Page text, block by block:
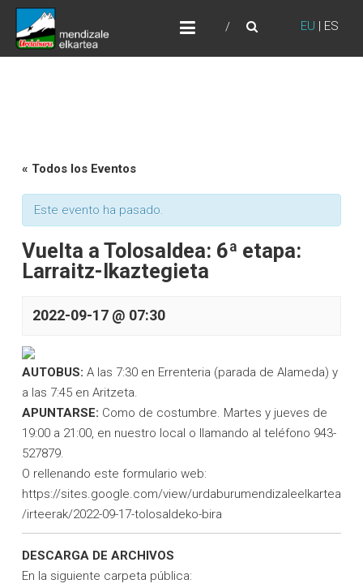
Skip
content
EU | ES
URDABURU
Grupo de Montaña
« Todos los Eventos
Este evento ha pasado.
Vuelta a Tolosaldea: 6ª etapa:
Larraitz-Ikaztegieta
2022-09-17 @ 07:30
AUTOBUS: A las 7:30 en Errenteria (parada de Alameda) y
a las 7:45 en Aritzeta.
APUNTARSE: Como de costumbre. Martes y jueves de
19:00 a 21:00, en nuestro local o llamando al teléfono 943-
527879.
O rellenando este formulario web:
https://sites.google.com/view/urdaburumendizaleelkartea
/irteerak/2022-09-17-tolosaldeko-bira
DESCARGA DE ARCHIVOS
En la siguiente carpeta pública: